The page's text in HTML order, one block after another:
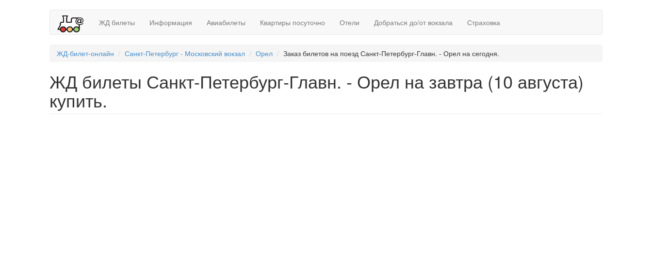
ЖД билеты Информация Авиабилеты Квартиры посуточно Отели Добраться до/от вокзала Страховка
ЖД-билет-онлайн Санкт-Петербург - Московский вокзал Орел Заказ билетов на поезд Санкт-Петербург-Главн. - Орел на сегодня.
ЖД билеты Санкт-Петербург-Главн. - Орел на завтра (10 августа)
купить.